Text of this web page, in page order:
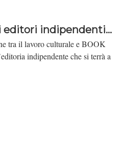
editori indipendenti...
tra il lavoro culturale e BOOK
indipendente che si terrà a